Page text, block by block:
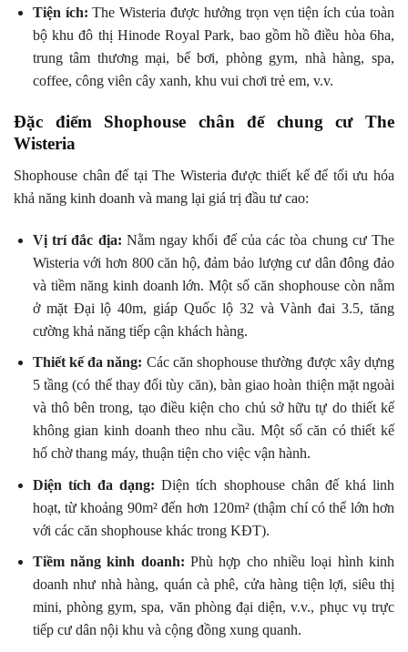
Tiện ích: The Wisteria được hưởng trọn vẹn tiện ích của toàn
bộ khu đô thị Hinode Royal Park, bao gồm hồ điều hòa 6ha,
trung tâm thương mại, bể bơi, phòng gym, nhà hàng, spa,
coffee, công viên cây xanh, khu vui chơi trẻ em, v.v.
Đặc điểm Shophouse chân đế chung cư The
Wisteria
Shophouse chân đế tại The Wisteria được thiết kế để tối ưu hóa
khả năng kinh doanh và mang lại giá trị đầu tư cao:
Vị trí đắc địa: Nằm ngay khối đế của các tòa chung cư The
Wisteria với hơn 800 căn hộ, đảm bảo lượng cư dân đông đảo
và tiềm năng kinh doanh lớn. Một số căn shophouse còn nằm
ở mặt Đại lộ 40m, giáp Quốc lộ 32 và Vành đai 3.5, tăng
cường khả năng tiếp cận khách hàng.
Thiết kế đa năng: Các căn shophouse thường được xây dựng
5 tầng (có thể thay đổi tùy căn), bàn giao hoàn thiện mặt ngoài
và thô bên trong, tạo điều kiện cho chủ sở hữu tự do thiết kế
không gian kinh doanh theo nhu cầu. Một số căn có thiết kế
hố chờ thang máy, thuận tiện cho việc vận hành.
Diện tích đa dạng: Diện tích shophouse chân đế khá linh
hoạt, từ khoảng 90m² đến hơn 120m² (thậm chí có thể lớn hơn
với các căn shophouse khác trong KĐT).
Tiềm năng kinh doanh: Phù hợp cho nhiều loại hình kinh
doanh như nhà hàng, quán cà phê, cửa hàng tiện lợi, siêu thị
mini, phòng gym, spa, văn phòng đại diện, v.v., phục vụ trực
tiếp cư dân nội khu và cộng đồng xung quanh.